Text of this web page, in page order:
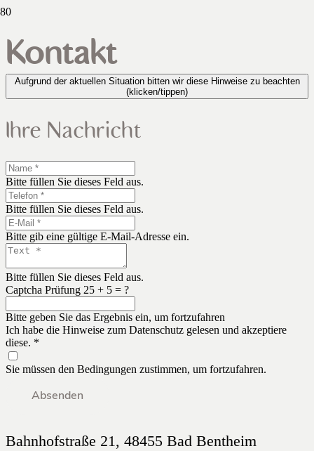
Kontakt
Aufgrund der aktuellen Situation bitten wir diese Hinweise zu beachten
(klicken/tippen)
Ihre Nachricht
Bitte füllen Sie dieses Feld aus.
Bitte füllen Sie dieses Feld aus.
Bitte gib eine gültige E-Mail-Adresse ein.
Bitte füllen Sie dieses Feld aus.
Captcha Prüfung 25 + 5 = ?
Bitte geben Sie das Ergebnis ein, um fortzufahren
Ich habe die Hinweise zum Datenschutz gelesen und akzeptiere
diese. *
Sie müssen den Bedingungen zustimmen, um fortzufahren.
Absenden
Bahnhofstraße 21, 48455 Bad Bentheim